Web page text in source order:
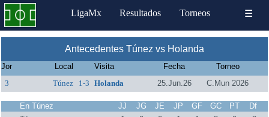
LigaMx Resultados Torneos ☰
Antecedentes Túnez vs Holanda
Jor Local Visita Fecha
Torneo
3
Túnez 1-3 Holanda 25.Jun.26 C.Mun 2026
En Túnez JJ JG JE JP GF GC PT
Df